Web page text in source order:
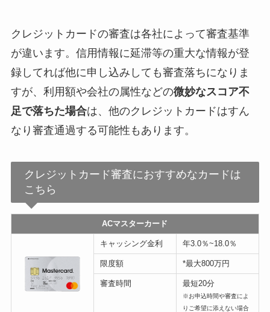
クレジットカードの審査は各社によって審査基準
が違います。信用情報に延滞等の重大な情報が登
録してれば他に申し込みしても審査落ちになりま
すが、利用額や会社の属性などの微妙なスコア不
足で落ちた場合は、他のクレジットカードはすん
なり審査通過する可能性もあります。
クレジットカード審査におすすめなカードは
こちら
ACマスターカード
キャッシング金利 年3.0％~18.0％
限度額 *最大800万円
審査時間 最短20分
※お申込時間や審査によ
りご希望に添えない場合